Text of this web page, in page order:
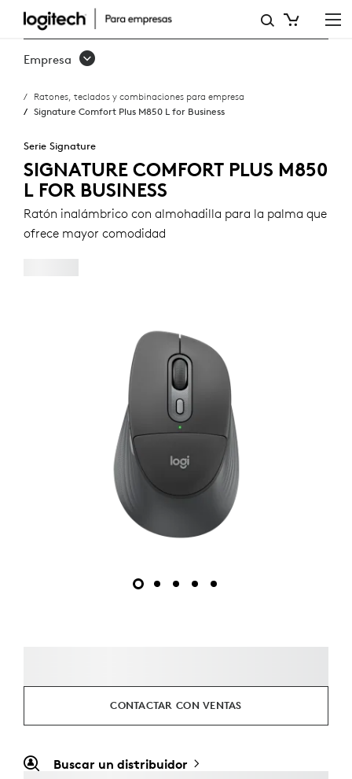
SIGNATURE
COMFORT
M850
FOR
BUSINESS
Empresa
Ratones, teclados y combinaciones para empresa
Signature Comfort Plus M850 L for Business
Serie Signature
SIGNATURE COMFORT PLUS M850
L FOR BUSINESS
Ratón inalámbrico con almohadilla para la palma que
ofrece mayor comodidad
CONTACTAR CON VENTAS
Buscar un distribuidor